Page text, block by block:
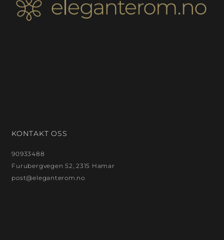
KONTAKT OSS
90933488
Furubergvegen 52, 2315 Hamar
post@eleganterom.no